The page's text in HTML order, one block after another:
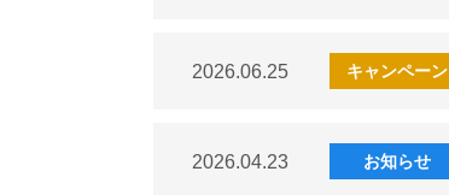
2026.06.25 キャンペーン
2026.04.23 お知らせ